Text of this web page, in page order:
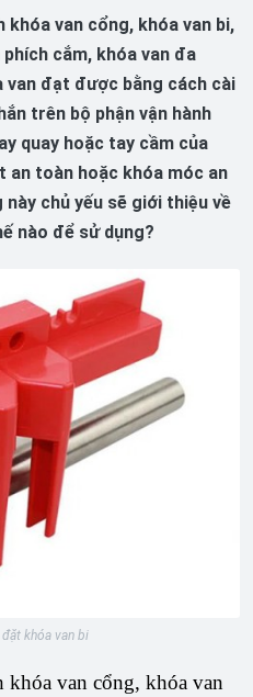
khóa van cổng, khóa van bi,
cắm, khóa van đa
van đạt được bằng cách cài
trên bộ phận vận hành
quay hoặc tay cầm của
an toàn hoặc khóa móc an
chủ yếu sẽ giới thiệu về
nào để sử dụng?
khóa van bi
khóa van cổng, khóa van